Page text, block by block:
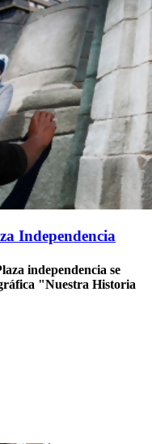
Independencia
independencia se
"Nuestra Historia